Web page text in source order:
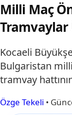
Milli Maç
Tramvaylar
Kocaeli
Bulgaristan
tramvay
Özge Tekeli •